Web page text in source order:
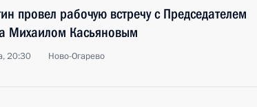
провел рабочую встречу с Председателем
Михаилом Касьяновым
20:30 Ново-Огарево